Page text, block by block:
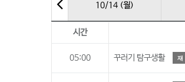
10/14 (월)
시간
05:00 꾸러기 탐구생활 재